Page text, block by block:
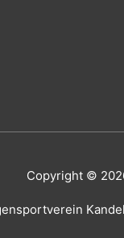
Copyright ©